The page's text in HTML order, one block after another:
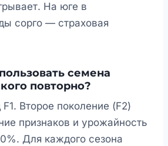
На юге в
сорго — страховая
семена
повторно?
Второе поколение (F2)
признаков и урожайность
Для каждого сезона